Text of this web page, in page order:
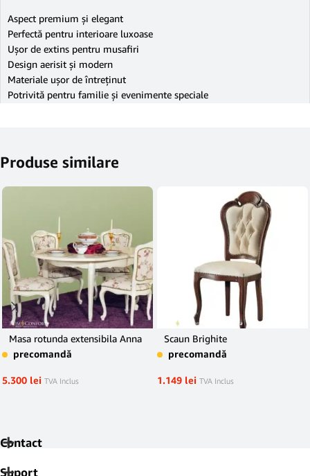
Aspect premium și elegant
Perfectă pentru interioare luxoase
Ușor de extins pentru musafiri
Design aerisit și modern
Materiale ușor de întreținut
Potrivită pentru familie și evenimente speciale
Produse similare
Masa rotunda extensibila Anna
precomandă
5.300 lei TVA Inclus
Scaun Brighite
precomandă
1.149 lei TVA Inclus
Contact
Suport